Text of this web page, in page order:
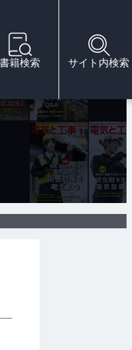
書籍検索 サイト内検索